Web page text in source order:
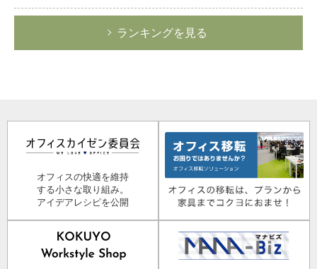
ランキングを見る
オフィスの快適を維持
する小さな取り組み。
アイデアレシピを公開